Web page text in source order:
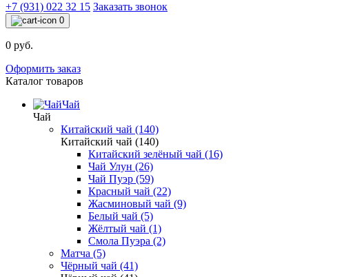
+7 (931) 022 32 15 Заказать звонок
0
0 руб.
Оформить заказ
Каталог товаров
Чай
Чай
Китайский чай (140)
Китайский чай (140)
Китайский зелёный чай (16)
Чай Улун (26)
Чай Пуэр (59)
Красный чай (22)
Жасминовый чай (9)
Белый чай (5)
Жёлтый чай (1)
Смола Пуэра (2)
Матча (5)
Чёрный чай (41)